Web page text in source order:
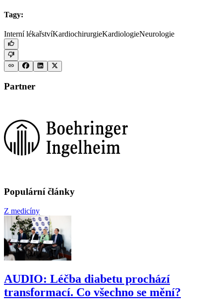
Tagy:
Interní lékařstvíKardiochirurgieKardiologieNeurologie
Partner
Populární články
Z medicíny
AUDIO: Léčba diabetu prochází
transformací. Co všechno se mění?